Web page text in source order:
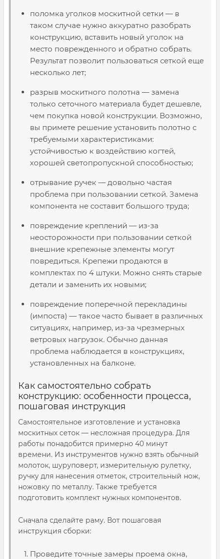
поломка уголков москитной сетки — в
таком случае нужно аккуратно разобрать
конструкцию, вставить новый уголок на
место поврежденного и обратно собрать.
Результат позволит пользоваться сеткой еще
несколько лет;
разрыв москитного полотна — замена
только сеточного материала будет дешевле,
чем покупка новой конструкции. Возможно,
вы примете решение установить полотно с
требуемыми характеристиками:
устойчивостью к воздействию когтей,
хорошей светопропускной способностью;
отрывание ручек — довольно частая
проблема при пользовании сеткой. Замена
компонента не составит большого труда;
повреждение креплений — из-за
неосторожности при пользовании сеткой
внешние крепежные элементы могут
повредиться. Крепежи продаются в
комплектах по 4 штуки. Можно снять старые
детали и заменить их новыми;
повреждение поперечной перекладины
(импоста) — такое часто бывает в различных
ситуациях, например, из-за чрезмерных
ветровых нагрузок. Обычно данная
проблема наблюдается в конструкциях,
установленных на балконе.
Как самостоятельно собрать
конструкцию: особенности процесса,
пошаговая инструкция
Самостоятельное изготовление и установка
москитных сеток — несложная процедура. Для
работы понадобится примерно 40 минут
времени. Из инструментов нужно взять обычный
молоток, шуруповерт, измерительную рулетку,
ручку для нанесения отметок, строительный нож,
ножовку по металлу. Также требуется
подготовить комплект нужных компонентов.
Сначала сделайте раму. Вот пошаговая
инструкция сборки:
Проведите точные замеры проема окна,